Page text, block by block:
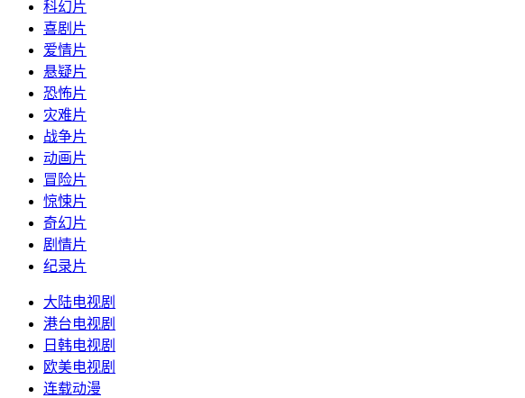
科幻片
喜剧片
爱情片
悬疑片
恐怖片
灾难片
战争片
动画片
冒险片
惊悚片
奇幻片
剧情片
纪录片
大陆电视剧
港台电视剧
日韩电视剧
欧美电视剧
连载动漫